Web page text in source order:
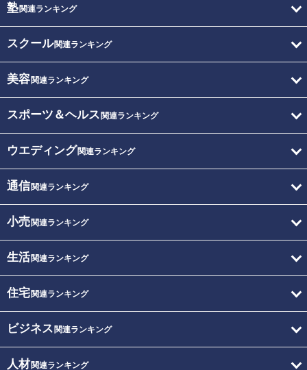
塾関連ランキング
スクール関連ランキング
美容関連ランキング
スポーツ＆ヘルス 関連ランキング
ウエディング関連ランキング
通信関連ランキング
小売関連ランキング
生活関連ランキング
住宅関連ランキング
ビジネス 関連ランキング
人材関連ランキング